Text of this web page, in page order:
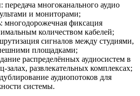
: передача многоканального аудио
и мониторами;
: многодорожечная фиксация
количеством кабелей;
сигналов между студиями,
площадками;
распределённых аудиосистем в
развлекательных комплексах;
аудиопотоков для
системы.